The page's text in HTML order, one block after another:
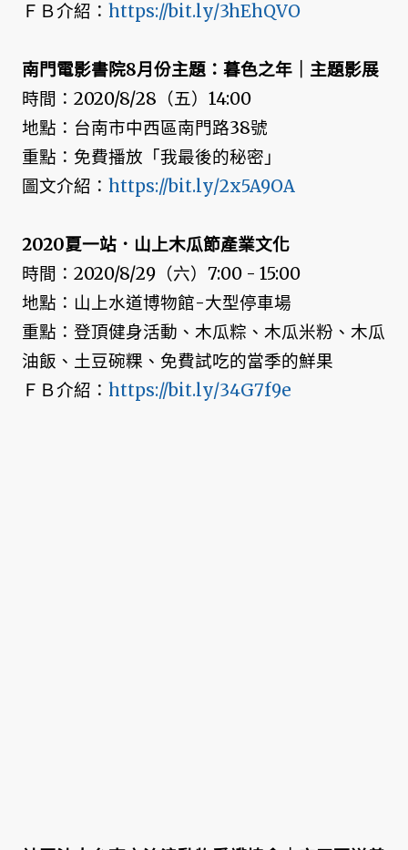
ＦＢ介紹： https://bit.ly/3hEhQVO
南門電影書院8月份主題：暮色之年｜主題影展
時間：2020/8/28（五）14:00
地點：台南市中西區南門路38號
重點：免費播放「我最後的秘密」
圖文介紹： https://bit.ly/2x5A9OA
2020夏一站．山上木瓜節產業文化
時間：2020/8/29（六）7:00 - 15:00
地點：山上水道博物館-大型停車場
重點：登頂健身活動、木瓜粽、木瓜米粉、木瓜
油飯、土豆碗粿、免費試吃的當季的鮮果
ＦＢ介紹： https://bit.ly/34G7f9e